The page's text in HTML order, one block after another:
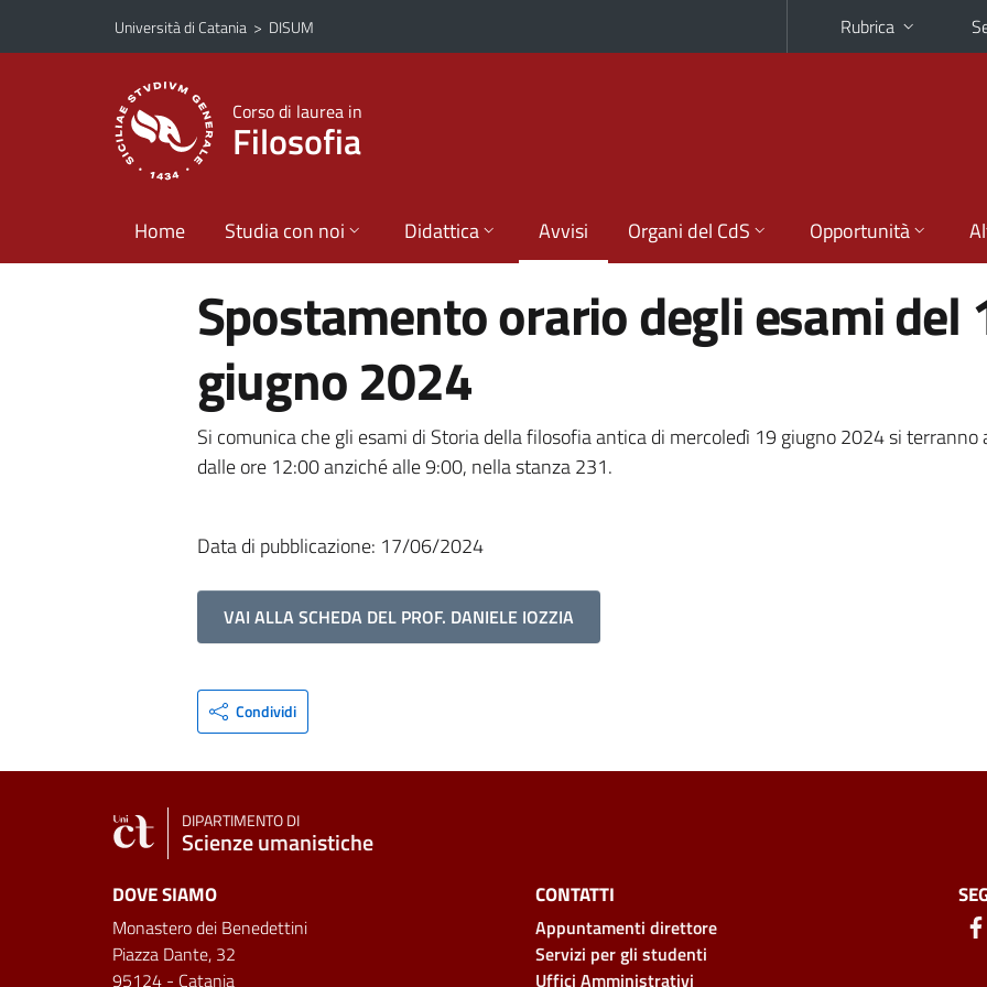
Vai al contenuto principale
Vai al menu di navigazione
Università di Catania > DISUM Rubrica
Corso di laurea in
Filosofia
Home Studia con noi Didattica Avvisi Organi del CdS Opportunità
Spostamento orario degli esami del
giugno 2024
Si comunica che gli esami di Storia della filosofia antica di mercoledì 19 giugno 2024 si terranno
dalle ore 12:00 anziché alle 9:00, nella stanza 231.
Data di pubblicazione: 17/06/2024
VAI ALLA SCHEDA DEL PROF. DANIELE IOZZIA
Condividi
DIPARTIMENTO DI
Scienze umanistiche
DOVE SIAMO
Monastero dei Benedettini
Piazza Dante, 32
95124 - Catania
CONTATTI
Appuntamenti direttore
Servizi per gli studenti
Uffici Amministrativi